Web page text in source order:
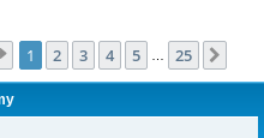
Strana1 z25
1 2 3 4 5 25